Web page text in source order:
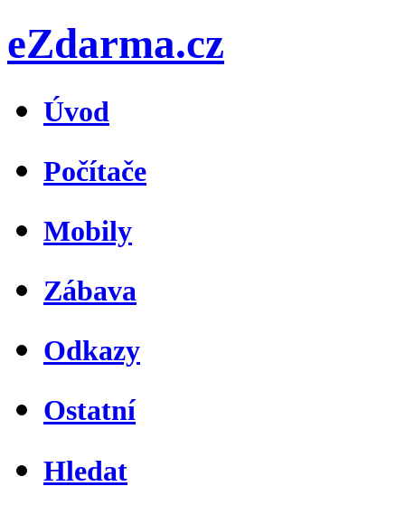
eZdarma.cz
Úvod
Počítače
Mobily
Zábava
Odkazy
Ostatní
Hledat